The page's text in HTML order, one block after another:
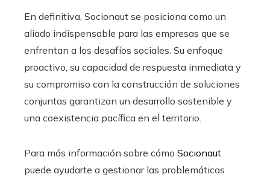
En definitiva, Socionaut se posiciona como un
aliado indispensable para las empresas que se
enfrentan a los desafíos sociales. Su enfoque
proactivo, su capacidad de respuesta inmediata y
su compromiso con la construcción de soluciones
conjuntas garantizan un desarrollo sostenible y
una coexistencia pacífica en el territorio.
Para más información sobre cómo Socionaut
puede ayudarte a gestionar las problemáticas